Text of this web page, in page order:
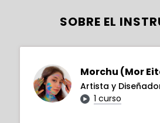
SOBRE EL
Morchu (Mor
Artista y
1 curso